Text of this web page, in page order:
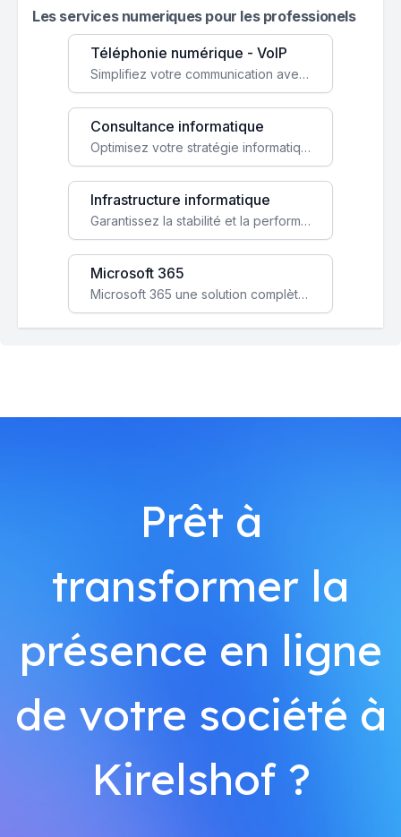
Les services numeriques pour les professionels
Téléphonie numérique - VoIP
Simplifiez votre communication avec une solution VoIP flexible, économique et adaptée à vos besoins professionnels.
Consultance informatique
Optimisez votre stratégie informatique avec l'expertise de nos consultants pour améliorer votre efficacité et sécurité.
Infrastructure informatique
Garantissez la stabilité et la performance de votre entreprise avec une infrastructure IT sécurisée et évolutive.
Microsoft 365
Microsoft 365 une solution complète qui booste votre productivité, renforce la sécurité de vos données et facilite la collaboration.
Prêt à
transformer la
présence en ligne
de votre société à
Kirelshof ?